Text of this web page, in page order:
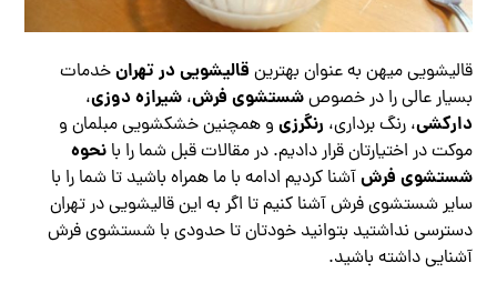
قالیشویی میهن به عنوان بهترین قالیشویی در تهرانخدمات
بسیار عالی را در خصوصشستشوی فرش،شیرازه دوزی،
دارکشی، رنگ برداری، رنگرزی و همچنین خشکشویی مبلمان و
موکت در اختیارتان قرار دادیم. در مقالات قبل شما را بانحوه
شستشوی فرشآشنا کردیم ادامه با ما همراه باشید تا شما را با
سایر شستشوی فرش آشنا کنیم تا اگر به این قالیشویی در تهران
دسترسی نداشتید بتوانید خودتان تا حدودی با شستشوی فرش
آشنایی داشته باشید.